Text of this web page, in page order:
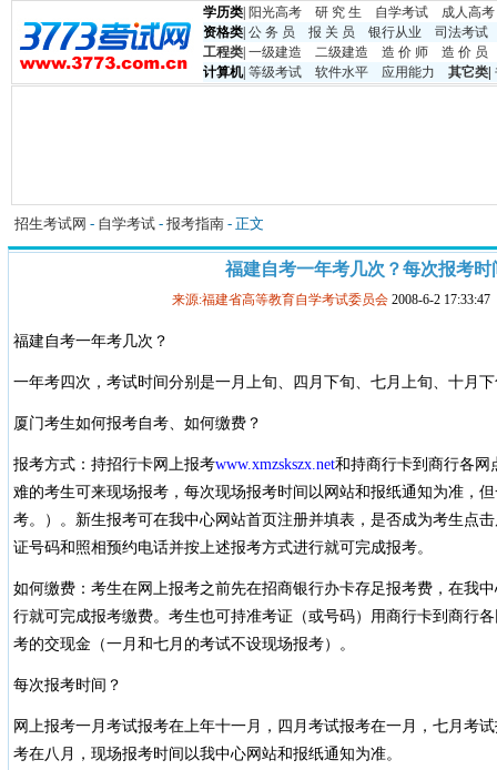
学历类 阳光高考 研 究 生 自学考试
成人高考
资格类 公 务 员 报 关 员 银行从业
司法考试
工程类 一级建造 二级建造 造 价 师
造 价 员
计算机| 等级考试 软件水平 应用能力 其它类
招生考试网 - 自学考试 - 报考指南 - 正文
福建自考一年考几次？每次报考时
来源:福建省高等教育自学考试委员会 2008-6-2
福建自考一年考几次？
一年考四次，考试时间分别是一月上旬、四月下旬、七月上旬、十月
厦门考生如何报考自考、如何缴费？
报考方式：持招行卡网上报考www.xmzskszx.net和持商行卡到商行各网
难的考生可来现场报考，每次现场报考时间以网站和报纸通知为准，
考。）。新生报考可在我中心网站首页注册并填表，是否成为考生点
证号码和照相预约电话并按上述报考方式进行就可完成报考。
如何缴费：考生在网上报考之前先在招商银行办卡存足报考费，在我
行就可完成报考缴费。考生也可持准考证（或号码）用商行卡到商行
考的交现金（一月和七月的考试不设现场报考）。
每次报考时间？
网上报考一月考试报考在上年十一月，四月考试报考在一月，七月考
考在八月，现场报考时间以我中心网站和报纸通知为准。